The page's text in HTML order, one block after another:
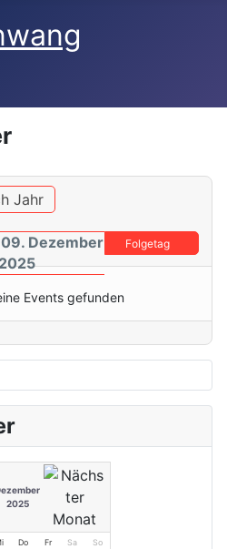
Jahr
Dezember
Folgetag
Events gefunden
2025
Do Fr Sa So